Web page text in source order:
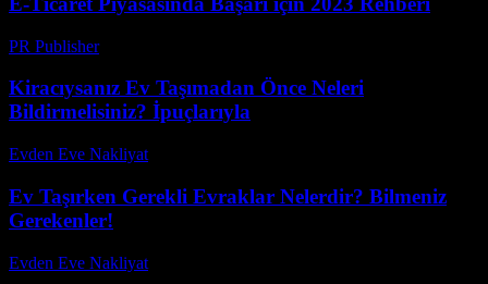
PR Publisher-
Kiracıysanız Ev Taşımadan Önce Neleri
Bildirmelisiniz? İpuçlarıyla
Evden Eve Nakliyat
Ev Taşırken Gerekli Evraklar Nelerdir? Bilmeniz
Gerekenler!
Evden Eve Nakliyat